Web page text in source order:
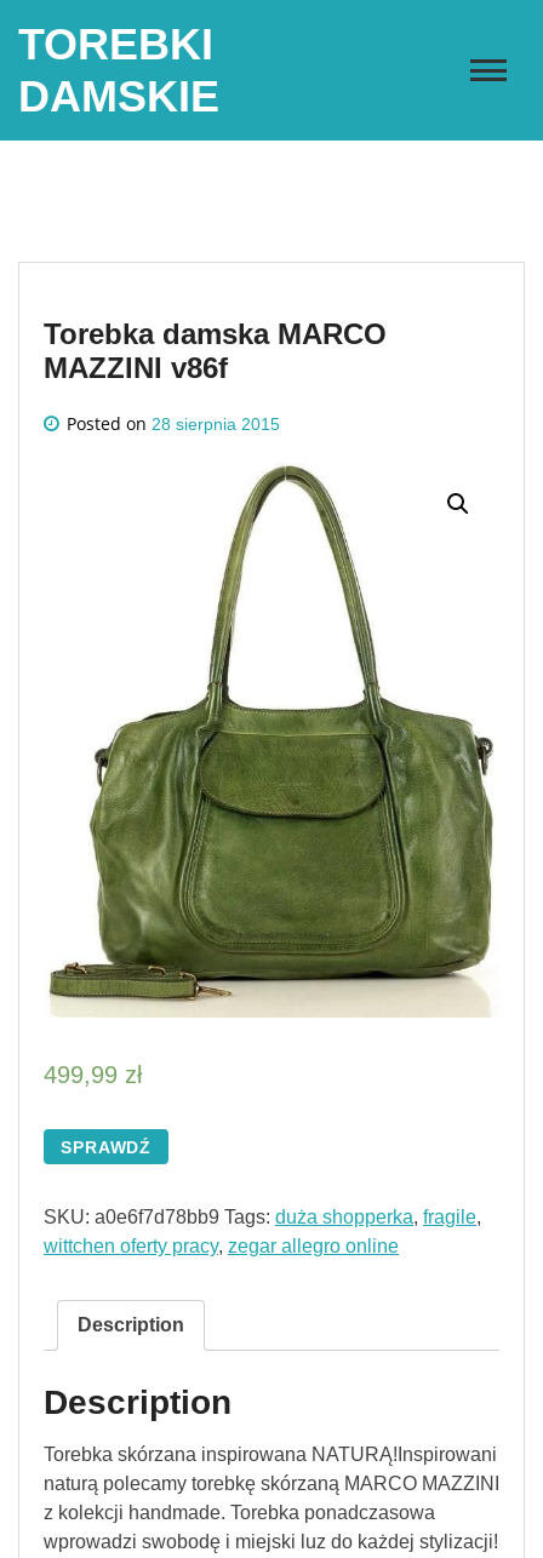
TOREBKI
DAMSKIE
Torebka damska MARCO
MAZZINI v86f
Posted on 28 sierpnia 2015
499,99 zł
SPRAWDŹ
SKU: a0e6f7d78bb9 Tags: duża shopperka, fragile,
wittchen oferty pracy, zegar allegro online
Description
Description
Torebka skórzana inspirowana NATURĄ!Inspirowani
naturą polecamy torebkę skórzaną MARCO MAZZINI
z kolekcji handmade. Torebka ponadczasowa
wprowadzi swobodę i miejski luz do każdej stylizacji!